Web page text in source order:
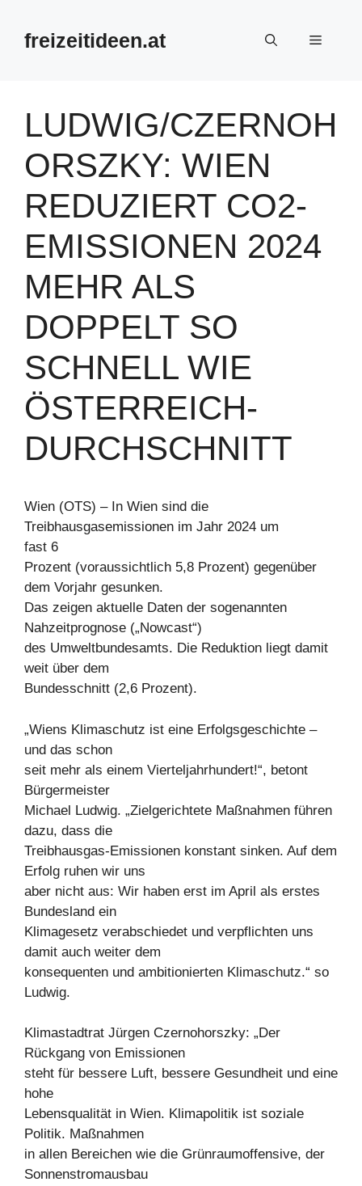
Inhalt
springenfreizeitideen.at Menü
LUDWIG/CZERNOH
ORSZKY: WIEN
REDUZIERT CO2-
EMISSIONEN 2024
MEHR ALS
DOPPELT SO
SCHNELL WIE
ÖSTERREICH-
DURCHSCHNITT
Wien (OTS) – In Wien sind die
Treibhausgasemissionen im Jahr 2024 um
fast 6
Prozent (voraussichtlich 5,8 Prozent) gegenüber
dem Vorjahr gesunken.
Das zeigen aktuelle Daten der sogenannten
Nahzeitprognose („Nowcast“)
des Umweltbundesamts. Die Reduktion liegt damit
weit über dem
Bundesschnitt (2,6 Prozent).
„Wiens Klimaschutz ist eine Erfolgsgeschichte –
und das schon
seit mehr als einem Vierteljahrhundert!“, betont
Bürgermeister
Michael Ludwig. „Zielgerichtete Maßnahmen führen
dazu, dass die
Treibhausgas-Emissionen konstant sinken. Auf dem
Erfolg ruhen wir uns
aber nicht aus: Wir haben erst im April als erstes
Bundesland ein
Klimagesetz verabschiedet und verpflichten uns
damit auch weiter dem
konsequenten und ambitionierten Klimaschutz.“ so
Ludwig.
Klimastadtrat Jürgen Czernohorszky: „Der
Rückgang von Emissionen
steht für bessere Luft, bessere Gesundheit und eine
hohe
Lebensqualität in Wien. Klimapolitik ist soziale
Politik. Maßnahmen
in allen Bereichen wie die Grünraumoffensive, der
Sonnenstromausbau